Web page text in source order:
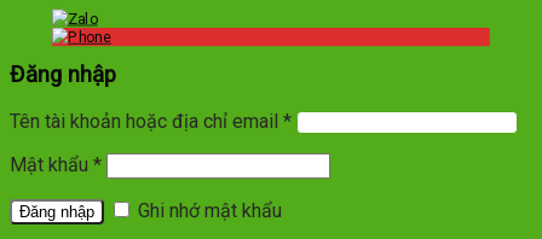
Đăng nhập
Tên tài khoản hoặc địa chỉ email *
Mật khẩu *
Ghi nhớ mật khẩu